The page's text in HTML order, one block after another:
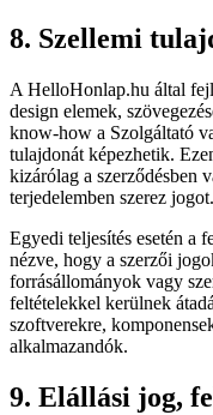
8. Szellemi
A HelloHonlap.hu által
design elemek,
know-how a Szolgáltató
tulajdonát képezhetik.
kizárólag a szerződésben
terjedelemben szerez jogot.
Egyedi teljesítés esetén a
nézve, hogy a szerzői
forrásállományok vagy
feltételekkel kerülnek
szoftverekre,
alkalmazandók.
9. Elállási jog,